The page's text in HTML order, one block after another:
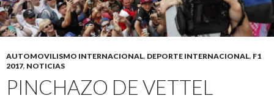
AUTOMOVILISMO INTERNACIONAL, DEPORTE INTERNACIONAL, F1
2017, NOTICIAS
PINCHAZO DE VETTEL